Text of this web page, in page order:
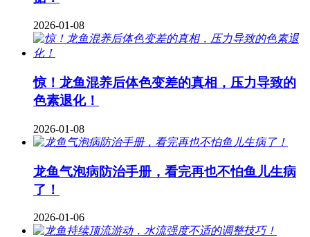
2026-01-08
惊！龙鱼混养后体色变差的真相，压力导致的
色素退化！
2026-01-08
龙鱼气泡病防治手册，看完再也不怕鱼儿生病
了！
2026-01-06